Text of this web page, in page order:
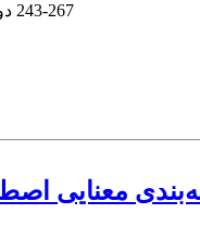
243-267
معنایی